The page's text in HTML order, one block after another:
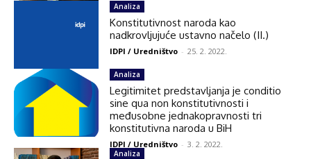
Analiza
Konstitutivnost naroda kao
nadkrovljujuće ustavno načelo (II.)
IDPI / Uredništvo - 25. 2. 2022.
Analiza
Legitimitet predstavljanja je conditio
sine qua non konstitutivnosti i
međusobne jednakopravnosti tri
konstitutivna naroda u BiH
IDPI / Uredništvo - 3. 2. 2022.
Analiza